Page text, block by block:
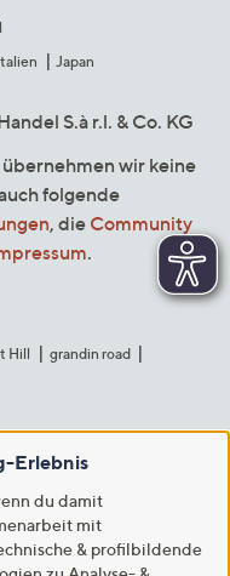
Japan
S.à r.l. & Co. KG
wir keine
folgende
, die Community
.
Hill
grandin road
Erlebnis
du damit
mit
& profilbildende